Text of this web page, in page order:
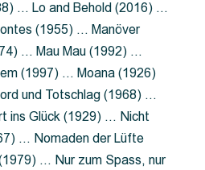
… Lo and Behold (2016) …
(1955) … Manöver
… Mau Mau (1992) …
(1997) … Moana (1926)
und Totschlag (1968) …
ins Glück (1929) … Nicht
… Nomaden der Lüfte
… Nur zum Spass, nur